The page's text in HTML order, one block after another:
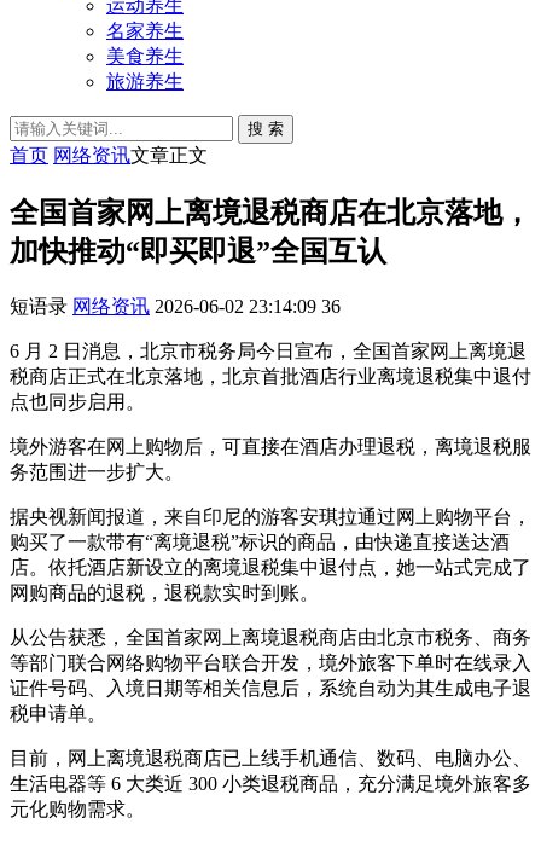
运动养生
名家养生
美食养生
旅游养生
搜 索
首页 网络资讯文章正文
全国首家网上离境退税商店在北京落地，
加快推动“即买即退”全国互认
短语录 网络资讯 2026-06-02 23:14:09 36
6 月 2 日消息，北京市税务局今日宣布，全国首家网上离境退
税商店正式在北京落地，北京首批酒店行业离境退税集中退付
点也同步启用。
境外游客在网上购物后，可直接在酒店办理退税，离境退税服
务范围进一步扩大。
据央视新闻报道，来自印尼的游客安琪拉通过网上购物平台，
购买了一款带有“离境退税”标识的商品，由快递直接送达酒
店。依托酒店新设立的离境退税集中退付点，她一站式完成了
网购商品的退税，退税款实时到账。
从公告获悉，全国首家网上离境退税商店由北京市税务、商务
等部门联合网络购物平台联合开发，境外旅客下单时在线录入
证件号码、入境日期等相关信息后，系统自动为其生成电子退
税申请单。
目前，网上离境退税商店已上线手机通信、数码、电脑办公、
生活电器等 6 大类近 300 小类退税商品，充分满足境外旅客多
元化购物需求。